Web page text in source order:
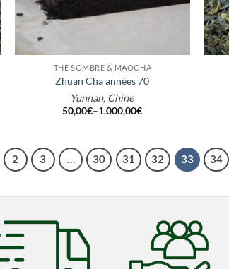
+
THÉ SOMBRE & MAOCHA
Zhuan Cha années 70
Yunnan, Chine
50,00€–1.000,00€
+
2 3 … 30 31 32 33 34